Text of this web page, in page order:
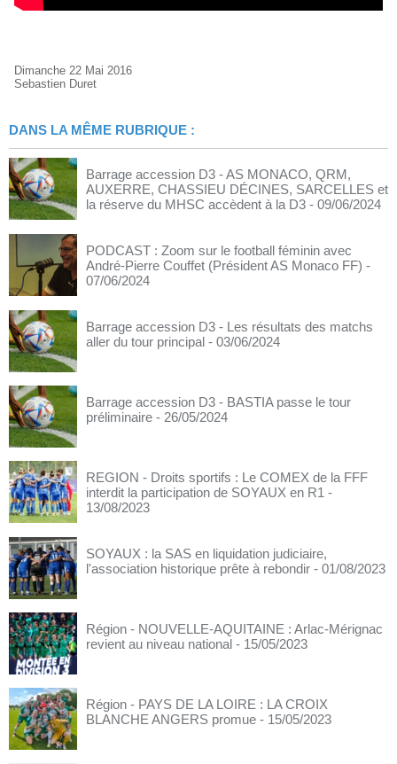
Dimanche 22 Mai 2016
Sebastien Duret
DANS LA MÊME RUBRIQUE :
Barrage accession D3 - AS MONACO, QRM,
AUXERRE, CHASSIEU DÉCINES, SARCELLES et
la réserve du MHSC accèdent à la D3 - 09/06/2024
PODCAST : Zoom sur le football féminin avec
André-Pierre Couffet (Président AS Monaco FF) -
07/06/2024
Barrage accession D3 - Les résultats des matchs
aller du tour principal - 03/06/2024
Barrage accession D3 - BASTIA passe le tour
préliminaire - 26/05/2024
REGION - Droits sportifs : Le COMEX de la FFF
interdit la participation de SOYAUX en R1 -
13/08/2023
SOYAUX : la SAS en liquidation judiciaire,
l'association historique prête à rebondir - 01/08/2023
Région - NOUVELLE-AQUITAINE : Arlac-Mérignac
revient au niveau national - 15/05/2023
Région - PAYS DE LA LOIRE : LA CROIX
BLANCHE ANGERS promue - 15/05/2023